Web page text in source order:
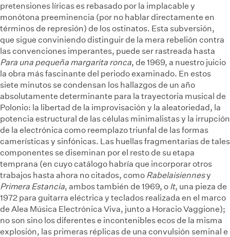
pretensiones líricas es rebasado por la implacable y
monótona preeminencia (por no hablar directamente en
términos de represión) de los ostinatos. Esta subversión,
que sigue conviniendo distinguir de la mera rebelión contra
las convenciones imperantes, puede ser rastreada hasta
Para una pequeña margarita ronca, de 1969, a nuestro juicio
la obra más fascinante del periodo examinado. En estos
siete minutos se condensan los hallazgos de un año
absolutamente determinante para la trayectoria musical de
Polonio: la libertad de la improvisación y la aleatoriedad, la
potencia estructural de las células minimalistas y la irrupción
de la electrónica como reemplazo triunfal de las formas
camerísticas y sinfónicas. Las huellas fragmentarias de tales
componentes se diseminan por el resto de su etapa
temprana (en cuyo catálogo habría que incorporar otros
trabajos hasta ahora no citados, como Rabelaisiennesy
Primera Estancia, ambos también de 1969, o It, una pieza de
1972 para guitarra eléctrica y teclados realizada en el marco
de Alea Música Electrónica Viva, junto a Horacio Vaggione);
no son sino los diferentes e incontenibles ecos de la misma
explosión, las primeras réplicas de una convulsión seminal e